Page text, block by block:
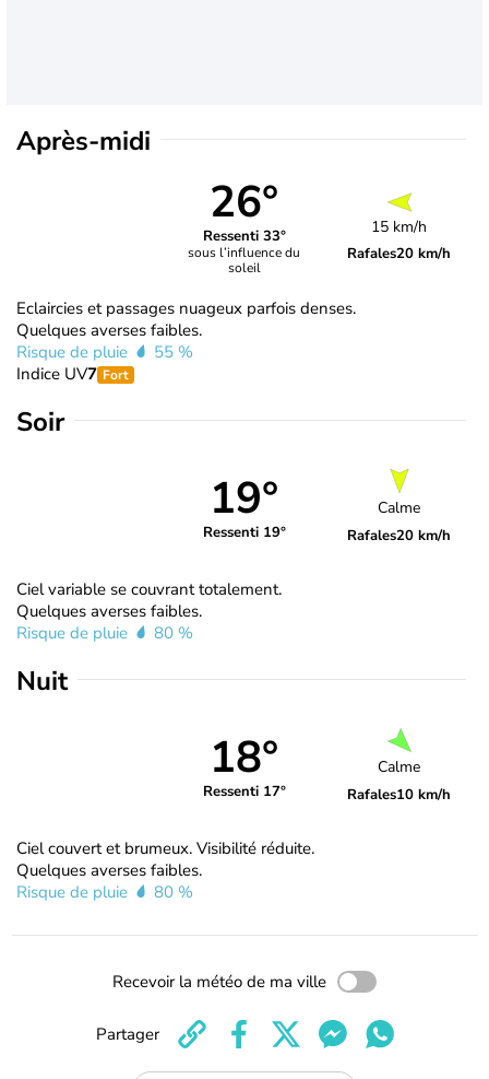
Après-midi
26°
Ressenti 33°
sous l’influence du
soleil
15 km/h
Rafales20 km/h
Eclaircies et passages nuageux parfois denses.
Quelques averses faibles.
Risque de pluie
55 %
Indice UV7 Fort
Soir
19°
Ressenti 19°
Calme
Rafales20 km/h
Ciel variable se couvrant totalement.
Quelques averses faibles.
Risque de pluie
80 %
Nuit
18°
Ressenti 17°
Calme
Rafales10 km/h
Ciel couvert et brumeux. Visibilité réduite.
Quelques averses faibles.
Risque de pluie
80 %
Recevoir la météo de ma ville
Partager